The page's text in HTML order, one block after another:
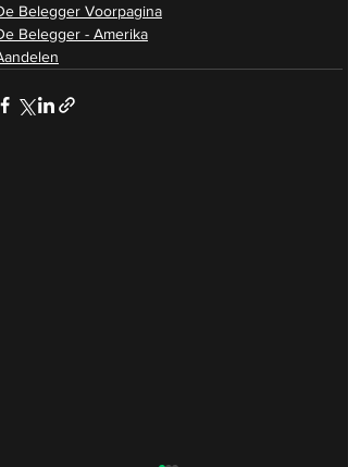
Belegger Voorpagina
Belegger - Amerika